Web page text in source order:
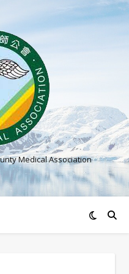
Medical Association